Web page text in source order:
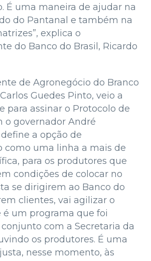
É uma maneira de ajudar na
do Pantanal e também na
explica o
do Banco do Brasil, Ricardo
de Agronegócio do Branco
Guedes Pinto, veio a
para assinar o Protocolo de
o governador André
a opção de
como uma linha a mais de
para os produtores que
condições de colocar no
se dirigirem ao Banco do
clientes, vai agilizar o
é um programa que foi
com a Secretaria da
os produtores. É uma
nesse momento, às